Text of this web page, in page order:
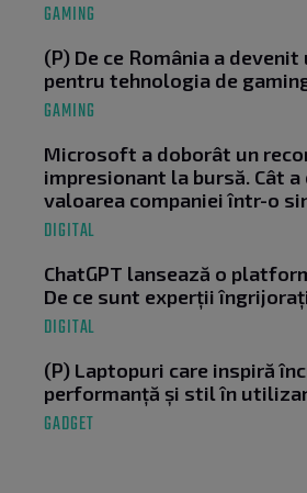
GAMING
(P) De ce România a devenit
pentru tehnologia de
GAMING
Microsoft a doborât un
impresionant la bursă. Cât
valoarea companiei într-o
DIGITAL
ChatGPT lansează o
De ce sunt experții
DIGITAL
(P) Laptopuri care inspiră
performanță și stil în
GADGET